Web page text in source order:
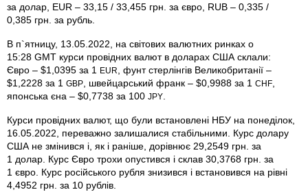
за долар, EUR – 33,15 / 33,455 грн. за євро, RUB – 0,335 /
0,385 грн. за рубль.
В п`ятницу, 13.05.2022, на світових валютних ринках о
15:28 GMT курси провідних валют в доларах США склали:
Євро – $1,0395 за 1 EUR
, фунт стерлінгів Велико­британії –
$1,2228 за 1 GBP , швейцарський франк – $0,9988 за 1 CHF
японська єна – $0,7738 за 100 JPY
Курси провідних валют, що були встановлені НБУ на понеділок,
16.05.2022, переважно залишалися стабільними. Курс долару
США не змінився і, як і раніше, дорівнює 29,2549 грн. за
1 долар. Курс Євро трохи опустився і склав 30,3768 грн. за
1 євро. Курс російського рубля знизився і встановився на рівні
4,4952 грн. за 10 рублів.